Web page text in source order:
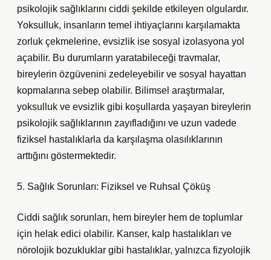
psikolojik sağlıklarını ciddi şekilde etkileyen olgulardır.
Yoksulluk, insanların temel ihtiyaçlarını karşılamakta
zorluk çekmelerine, evsizlik ise sosyal izolasyona yol
açabilir. Bu durumların yaratabileceği travmalar,
bireylerin özgüvenini zedeleyebilir ve sosyal hayattan
kopmalarına sebep olabilir. Bilimsel araştırmalar,
yoksulluk ve evsizlik gibi koşullarda yaşayan bireylerin
psikolojik sağlıklarının zayıfladığını ve uzun vadede
fiziksel hastalıklarla da karşılaşma olasılıklarının
arttığını göstermektedir.
5. Sağlık Sorunları: Fiziksel ve Ruhsal Çöküş
Ciddi sağlık sorunları, hem bireyler hem de toplumlar
için helak edici olabilir. Kanser, kalp hastalıkları ve
nörolojik bozukluklar gibi hastalıklar, yalnızca fizyolojik